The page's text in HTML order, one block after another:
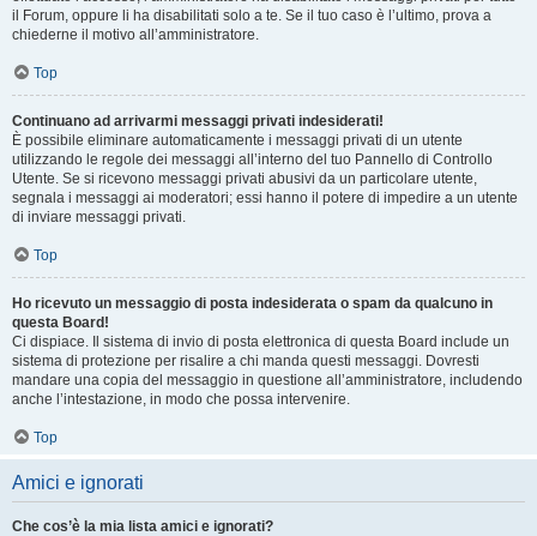
il Forum, oppure li ha disabilitati solo a te. Se il tuo caso è l’ultimo, prova a
chiederne il motivo all’amministratore.
Top
Continuano ad arrivarmi messaggi privati indesiderati!
È possibile eliminare automaticamente i messaggi privati ​​di un utente
utilizzando le regole dei messaggi all’interno del tuo Pannello di Controllo
Utente. Se si ricevono messaggi privati ​​abusivi da un particolare utente,
segnala i messaggi ai moderatori; essi hanno il potere di impedire a un utente
di inviare messaggi privati​​.
Top
Ho ricevuto un messaggio di posta indesiderata o spam da qualcuno in
questa Board!
Ci dispiace. Il sistema di invio di posta elettronica di questa Board include un
sistema di protezione per risalire a chi manda questi messaggi. Dovresti
mandare una copia del messaggio in questione all’amministratore, includendo
anche l’intestazione, in modo che possa intervenire.
Top
Amici e ignorati
Che cos’è la mia lista amici e ignorati?